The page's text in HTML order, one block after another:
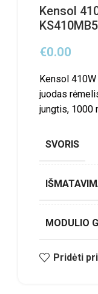
Kensol
€0.00
Kensol
juodas
jungtis, 1000
SVORIS
MODULIO
Pridėti